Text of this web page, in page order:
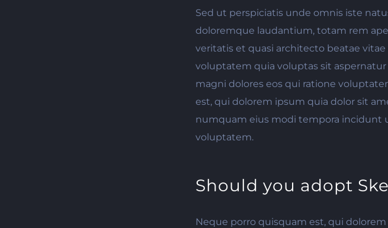
Sed ut perspiciatis unde omnis iste
doloremque laudantium, totam rem
veritatis et quasi architecto beatae
voluptatem quia voluptas sit
magni dolores eos qui ratione
est, qui dolorem ipsum quia dolor sit
numquam eius modi tempora incidunt
voluptatem.
Should you adopt
Neque porro quisquam est, qui